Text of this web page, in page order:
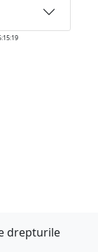
drepturile